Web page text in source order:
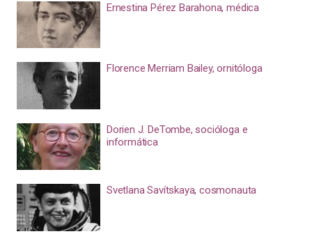
Ernestina Pérez Barahona, médica
Florence Merriam Bailey, ornitóloga
Dorien J. DeTombe, socióloga e
informática
Svetlana Savítskaya, cosmonauta